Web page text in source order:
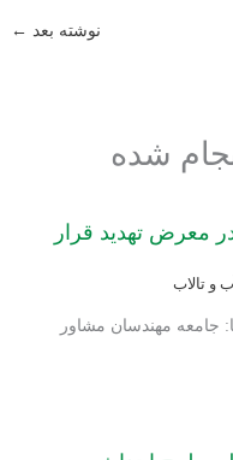
نوشته بعد ←
شده
معرض تهدید ‏قرار
و تالاب
جامعه مهندسان مشاور